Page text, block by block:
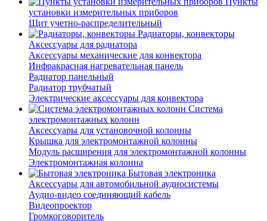
установки измерительных приборов
Щит учетно-распределительный
Радиаторы, конвекторы
Аксессуары для радиатора
Аксессуары механические для конвектора
Инфракрасная нагревательная панель
Радиатор панельный
Радиатор трубчатый
Электрические аксессуары для конвектора
Система
электромонтажных колонн
Аксессуары для установочной колонны
Крышка для электромонтажной колонны
Модуль расширения для электромонтажной колонны
Электромонтажная колонна
Бытовая электроника
Аксессуары для автомобильной аудиосистемы
Аудио-видео соединяющий кабель
Видеопроектор
Громкоговоритель